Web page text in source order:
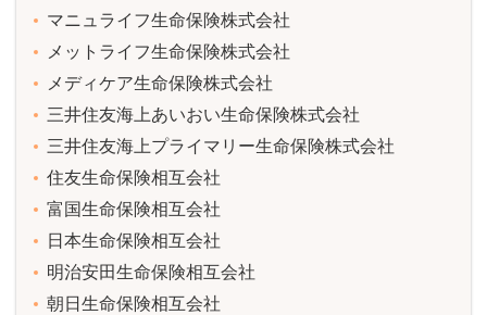
マニュライフ生命保険株式会社
メットライフ生命保険株式会社
メディケア生命保険株式会社
三井住友海上あいおい生命保険株式会社
三井住友海上プライマリー生命保険株式会社
住友生命保険相互会社
富国生命保険相互会社
日本生命保険相互会社
明治安田生命保険相互会社
朝日生命保険相互会社